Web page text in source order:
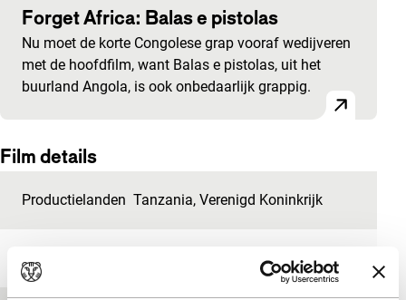
Forget Africa: Balas e pistolas
Nu moet de korte Congolese grap vooraf wedijveren
met de hoofdfilm, want Balas e pistolas, uit het
buurland Angola, is ook onbedaarlijk grappig.
Film details
Productielanden Tanzania, Verenigd Koninkrijk
Jaar